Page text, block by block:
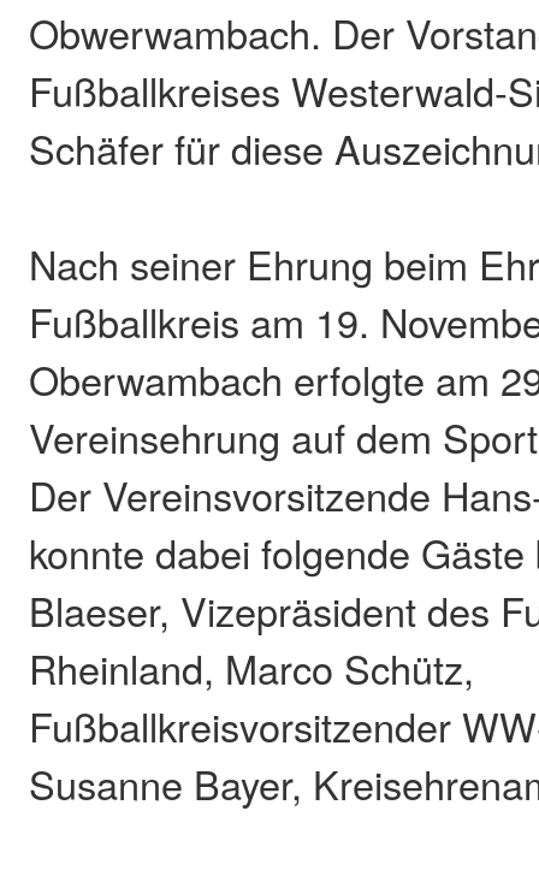
Obwerwambach. Der
Fußballkreises Westerwald-
Schäfer für diese
Nach seiner Ehrung beim
Fußballkreis am 19.
Oberwambach erfolgte am
Vereinsehrung auf dem
Der Vereinsvorsitzende
konnte dabei folgende
Blaeser, Vizepräsident des
Rheinland, Marco Schütz,
Fußballkreisvorsitzender
Susanne Bayer,